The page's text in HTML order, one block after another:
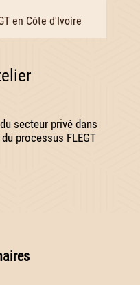
en Côte d'Ivoire
secteur privé dans
processus FLEGT